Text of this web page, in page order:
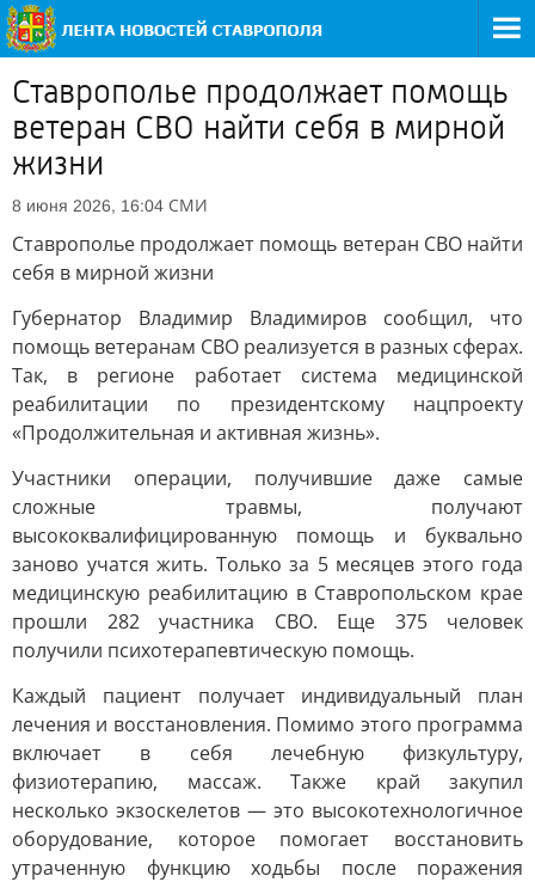
Ставрополье продолжает помощь
ветеран СВО найти себя в мирной
жизни
8 июня 2026, 16:04 СМИ
Ставрополье продолжает помощь ветеран СВО найти
себя в мирной жизни
Губернатор Владимир Владимиров сообщил, что
помощь ветеранам СВО реализуется в разных сферах.
Так, в регионе работает система медицинской
реабилитации по президентскому нацпроекту
«Продолжительная и активная жизнь».
Участники операции, получившие даже самые
сложные травмы, получают
высококвалифицированную помощь и буквально
заново учатся жить. Только за 5 месяцев этого года
медицинскую реабилитацию в Ставропольском крае
прошли 282 участника СВО. Еще 375 человек
получили психотерапевтическую помощь.
Каждый пациент получает индивидуальный план
лечения и восстановления. Помимо этого программа
включает в себя лечебную физкультуру,
физиотерапию, массаж. Также край закупил
несколько экзоскелетов — это высокотехнологичное
оборудование, которое помогает восстановить
утраченную функцию ходьбы после поражения